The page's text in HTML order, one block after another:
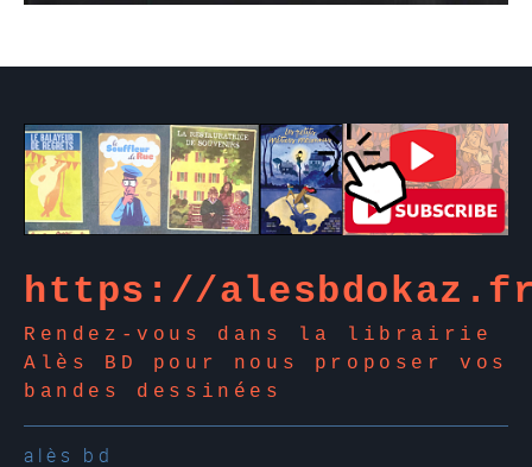
https://
Rendez-vous dans la librairie
Alès BD pour nous proposer vos
bandes dessinées
alès bd